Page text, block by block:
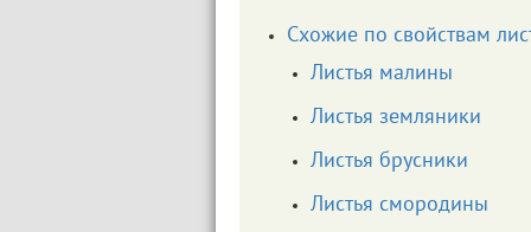
Схожие по свойствам
Листья малины
Листья земляники
Листья брусники
Листья смородины